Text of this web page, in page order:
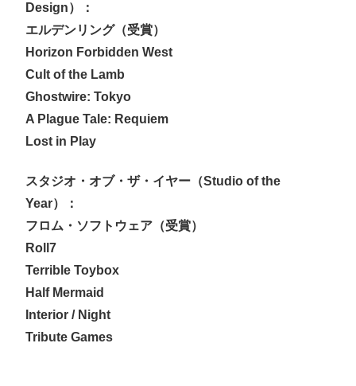
Design）：
エルデンリング（受賞）
Horizon Forbidden West
Cult of the Lamb
Ghostwire: Tokyo
A Plague Tale: Requiem
Lost in Play
スタジオ・オブ・ザ・イヤー（Studio of the
Year）：
フロム・ソフトウェア（受賞）
Roll7
Terrible Toybox
Half Mermaid
Interior / Night
Tribute Games